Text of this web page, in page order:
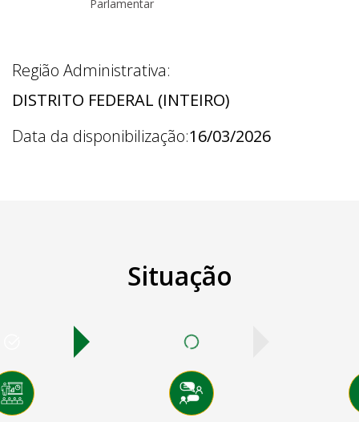
Parlamentar
Região Administrativa:
DISTRITO FEDERAL (INTEIRO)
Data da disponibilização:16/03/2026
Situação